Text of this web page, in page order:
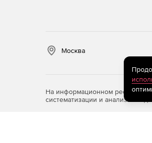
Москва
На информационном ресурсе
систематизации и анализа